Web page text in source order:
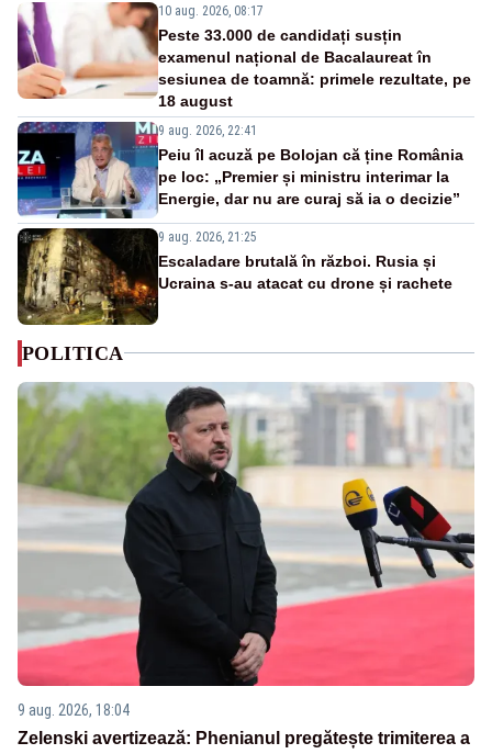
10 aug. 2026, 08:17
Peste 33.000 de candidați susțin
examenul național de Bacalaureat în
sesiunea de toamnă: primele rezultate, pe
18 august
9 aug. 2026, 22:41
Peiu îl acuză pe Bolojan că ține România
pe loc: „Premier și ministru interimar la
Energie, dar nu are curaj să ia o decizie”
9 aug. 2026, 21:25
Escaladare brutală în război. Rusia și
Ucraina s-au atacat cu drone și rachete
POLITICA
9 aug. 2026, 18:04
Zelenski avertizează: Phenianul pregătește trimiterea a